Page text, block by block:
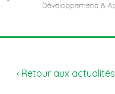
‹ Retour aux actualités